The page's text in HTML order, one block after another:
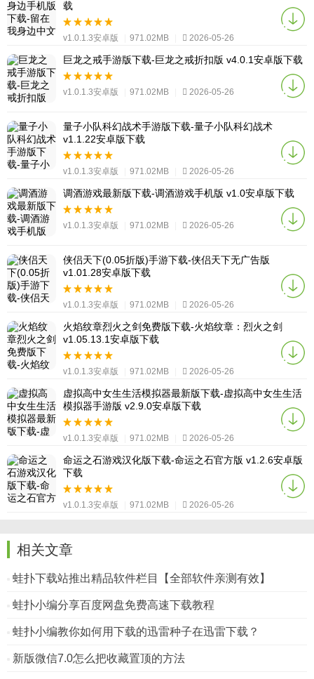
载
v1.0.1.3安卓版 971.02MB 2026-05-26
巨龙之戒手游版下载-巨龙之戒折扣版 v4.0.1安卓版下载
v1.0.1.3安卓版 971.02MB 2026-05-26
量子小队科幻战术手游版下载-量子小队科幻战术
v1.1.22安卓版下载
v1.0.1.3安卓版 971.02MB 2026-05-26
调酒游戏最新版下载-调酒游戏手机版 v1.0安卓版下载
v1.0.1.3安卓版 971.02MB 2026-05-26
侠侣天下(0.05折版)手游下载-侠侣天下无广告版
v1.01.28安卓版下载
v1.0.1.3安卓版 971.02MB 2026-05-26
火焰纹章烈火之剑免费版下载-火焰纹章：烈火之剑
v1.05.13.1安卓版下载
v1.0.1.3安卓版 971.02MB 2026-05-26
虚拟高中女生生活模拟器最新版下载-虚拟高中女生生活
模拟器手游版 v2.9.0安卓版下载
v1.0.1.3安卓版 971.02MB 2026-05-26
命运之石游戏汉化版下载-命运之石官方版 v1.2.6安卓版
下载
v1.0.1.3安卓版 971.02MB 2026-05-26
相关文章
蛙扑下载站推出精品软件栏目【全部软件亲测有效】
蛙扑小编分享百度网盘免费高速下载教程
蛙扑小编教你如何用下载的迅雷种子在迅雷下载？
新版微信7.0怎么把收藏置顶的方法